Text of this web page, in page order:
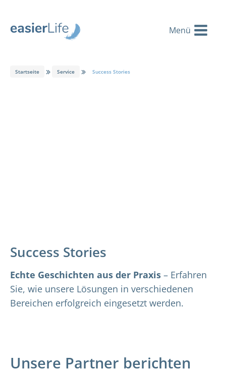
Startseite Service Success Stories
Success Stories
Echte Geschichten aus der Praxis – Erfahren
Sie, wie unsere Lösungen in verschiedenen
Bereichen erfolgreich eingesetzt werden.
Unsere Partner berichten